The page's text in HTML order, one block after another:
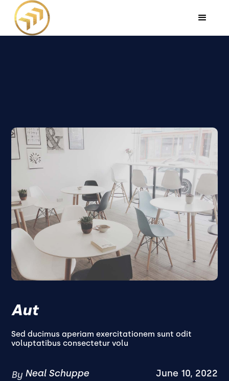
Aut
Sed ducimus aperiam exercitationem sunt odit
voluptatibus consectetur volu
By Neal Schuppe June 10, 2022